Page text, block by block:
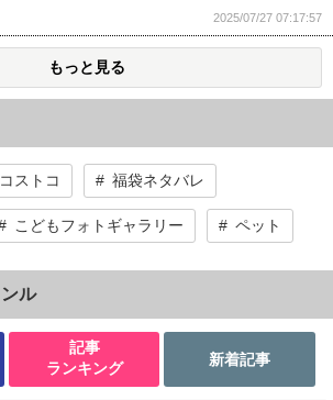
2025/07/27 07:17:57
もっと見る
コストコ 福袋ネタバレ
こどもフォトギャラリー ペット
ル
記事
ランキング
新着記事